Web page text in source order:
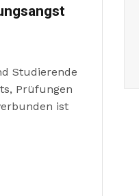
Studierende
Prüfungen
ist